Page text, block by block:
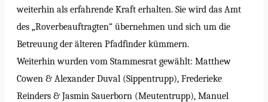
weiterhin als erfahrende Kraft erhalten. Sie wird das Amt
des „Roverbeauftragten“ übernehmen und sich um die
Betreuung der älteren Pfadfinder kümmern.
Weiterhin wurden vom Stammesrat gewählt: Matthew
Cowen & Alexander Duval (Sippentrupp), Frederieke
Reinders & Jasmin Sauerborn (Meutentrupp), Manuel